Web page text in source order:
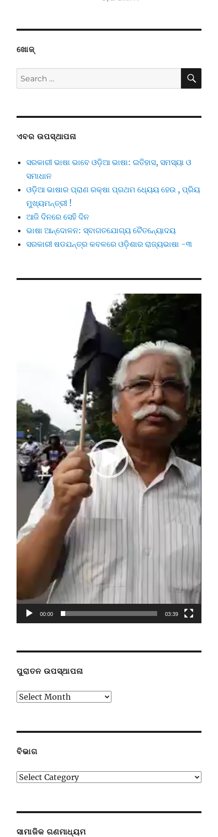
ଖୋଜ୍
Search
for:
ଏବର ଉପସ୍ଥାପନା
ସରକାରୀ ଭାଷା ଭାବେ ଓଡ଼ିଆ ଭାଷା: ଇତିହାସ, ସମସ୍ୟା ଓ
ସମାଧାନ
ଓଡ଼ିଆ ଭାଷାର ପ୍ରାଣ ରକ୍ଷା ପ୍ରଥମ ଧ୍ୟେୟ ହେଉ , ପ୍ରିୟ
ମୁଖ୍ୟମନ୍ତ୍ରୀ !
ଆଜି ଦିନରେ ସେହି ଦିନ
ଭାଷା ଆନ୍ଦୋଳନ: ସ୍ବାଗତଯୋଗ୍ୟ ଚୈତନ୍ୟୋଦୟ
ସରକାରୀ ଷଡଯନ୍ତ୍ର କବଳରେ ଓଡ଼ିଶାର ରାଜ୍ୟଭାଷା -୩
00:00 03:39
ପୁରାତନ ଉପସ୍ଥାପନା
ପୁରାତନ
ବିଭାଗ
ବିଭାଗ
ସାମାଜିକ ଗଣମାଧ୍ୟମ